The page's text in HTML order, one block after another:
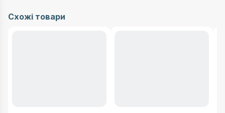
Схожі товари